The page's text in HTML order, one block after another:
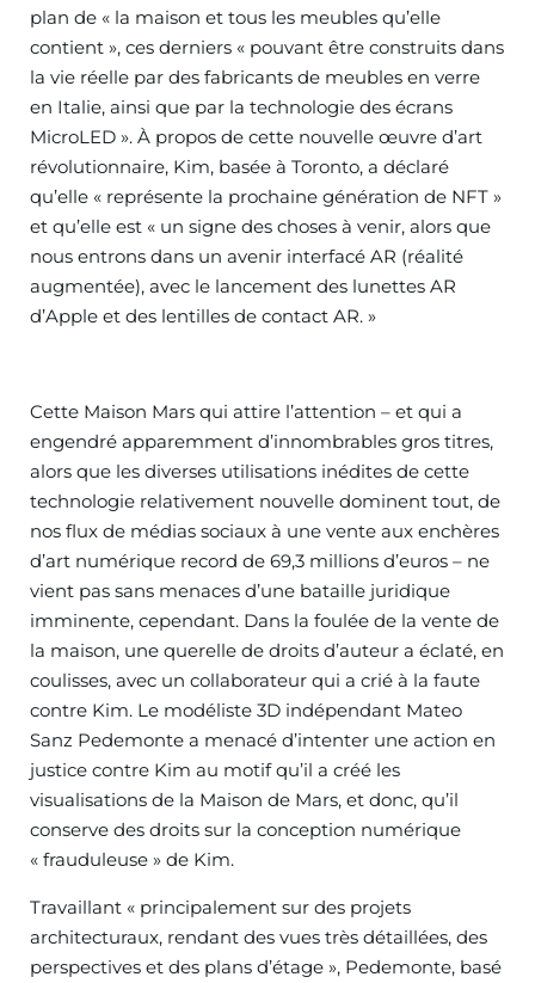
plan de « la maison et tous les meubles qu’elle
contient », ces derniers « pouvant être construits dans
la vie réelle par des fabricants de meubles en verre
en Italie, ainsi que par la technologie des écrans
MicroLED ». À propos de cette nouvelle œuvre d’art
révolutionnaire, Kim, basée à Toronto, a déclaré
qu’elle « représente la prochaine génération de NFT »
et qu’elle est « un signe des choses à venir, alors que
nous entrons dans un avenir interfacé AR (réalité
augmentée), avec le lancement des lunettes AR
d’Apple et des lentilles de contact AR. »
Cette Maison Mars qui attire l’attention – et qui a
engendré apparemment d’innombrables gros titres,
alors que les diverses utilisations inédites de cette
technologie relativement nouvelle dominent tout, de
nos flux de médias sociaux à une vente aux enchères
d’art numérique record de 69,3 millions d’euros – ne
vient pas sans menaces d’une bataille juridique
imminente, cependant. Dans la foulée de la vente de
la maison, une querelle de droits d’auteur a éclaté, en
coulisses, avec un collaborateur qui a crié à la faute
contre Kim. Le modéliste 3D indépendant Mateo
Sanz Pedemonte a menacé d’intenter une action en
justice contre Kim au motif qu’il a créé les
visualisations de la Maison de Mars, et donc, qu’il
conserve des droits sur la conception numérique
« frauduleuse » de Kim.
Travaillant « principalement sur des projets
architecturaux, rendant des vues très détaillées, des
perspectives et des plans d’étage », Pedemonte, basé